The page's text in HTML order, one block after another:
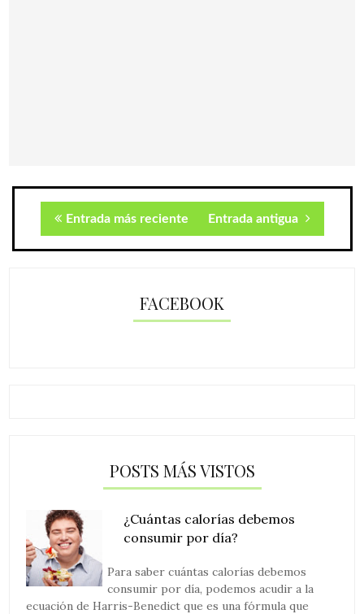
Entrada más reciente Entrada antigua
FACEBOOK
POSTS MÁS VISTOS
¿Cuántas calorías debemos
consumir por día?
Para saber cuántas calorías debemos
consumir por día, podemos acudir a la
ecuación de Harris-Benedict que es una fórmula que